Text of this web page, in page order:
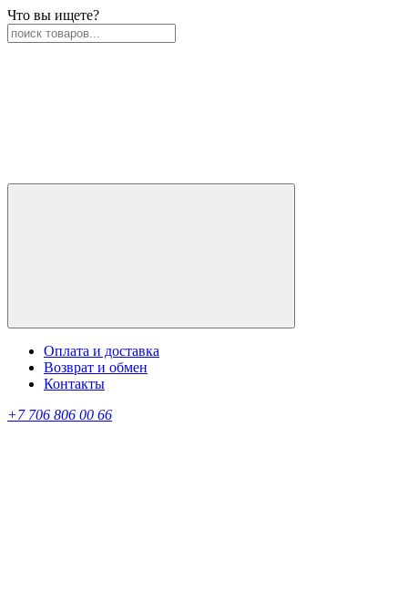
Что вы ищете?
Оплата и доставка
Возврат и обмен
Контакты
+7 706 806 00 66